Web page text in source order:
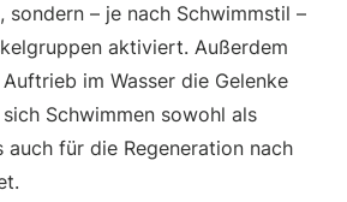
sondern – je nach Schwimmstil –
aktiviert. Außerdem
im Wasser die Gelenke
Schwimmen sowohl als
auch für die Regeneration nach